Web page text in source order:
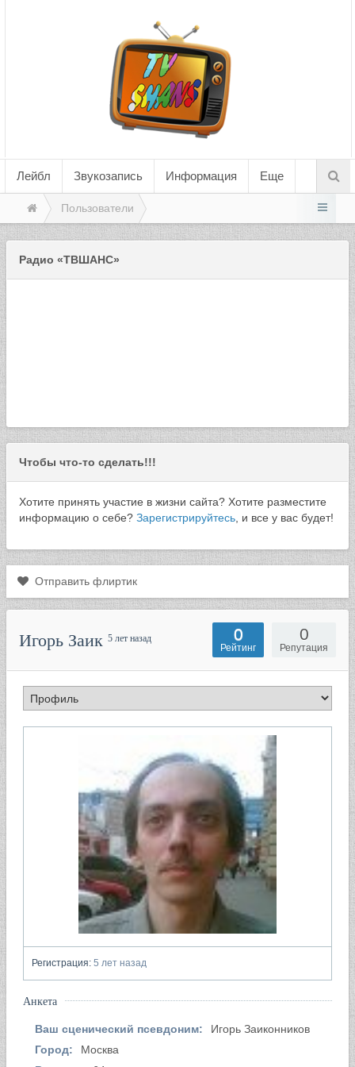
Лейбл Звукозапись Информация Еще
Пользователи
Радио «ТВШАНС»
Чтобы что-то сделать!!!
Хотите принять участие в жизни сайта? Хотите разместите
информацию о себе? Зарегистрируйтесь , и все у вас будет!
Отправить флиртик
Игорь Заик 5 лет назад 0
Репутация
0
Рейтинг
Регистрация: 5 лет назад
Анкета
Ваш сценический псевдоним:
Игорь Заиконников
Город:
Москва